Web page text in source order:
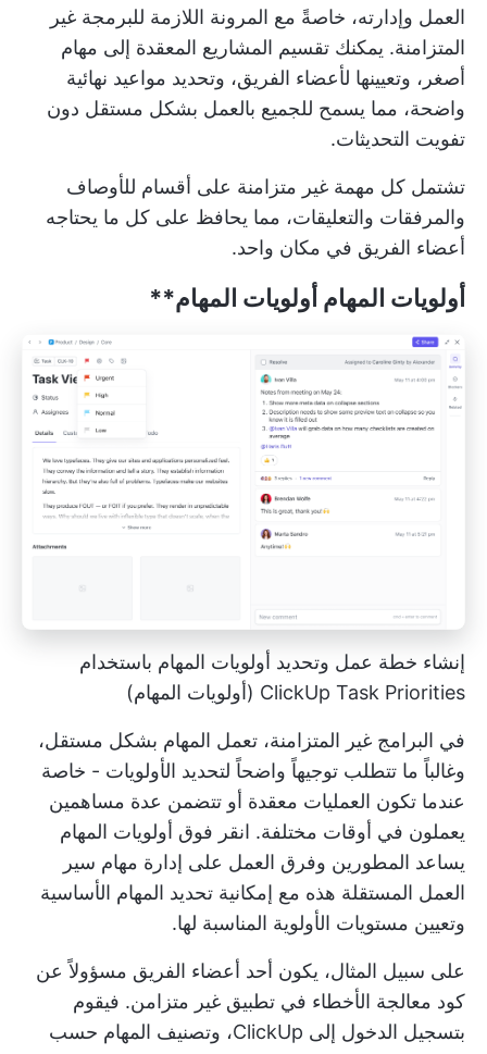
العمل وإدارته، خاصةً مع المرونة اللازمة للبرمجة غير
المتزامنة. يمكنك تقسيم المشاريع المعقدة إلى مهام
أصغر، وتعيينها لأعضاء الفريق، وتحديد مواعيد نهائية
واضحة، مما يسمح للجميع بالعمل بشكل مستقل دون
تفويت التحديثات.
تشتمل كل مهمة غير متزامنة على أقسام للأوصاف
والمرفقات والتعليقات، مما يحافظ على كل ما يحتاجه
أعضاء الفريق في مكان واحد.
أولويات المهام أولويات المهام**
إنشاء خطة عمل وتحديد أولويات المهام باستخدام
ClickUp Task Priorities (أولويات المهام)
في البرامج غير المتزامنة، تعمل المهام بشكل مستقل،
وغالباً ما تتطلب توجيهاً واضحاً لتحديد الأولويات - خاصة
عندما تكون العمليات معقدة أو تتضمن عدة مساهمين
يعملون في أوقات مختلفة. انقر فوق أولويات المهام
يساعد المطورين وفرق العمل على إدارة مهام سير
العمل المستقلة هذه مع إمكانية تحديد المهام الأساسية
وتعيين مستويات الأولوية المناسبة لها.
على سبيل المثال، يكون أحد أعضاء الفريق مسؤولاً عن
كود معالجة الأخطاء في تطبيق غير متزامن. فيقوم
بتسجيل الدخول إلى ClickUp، وتصنيف المهام حسب